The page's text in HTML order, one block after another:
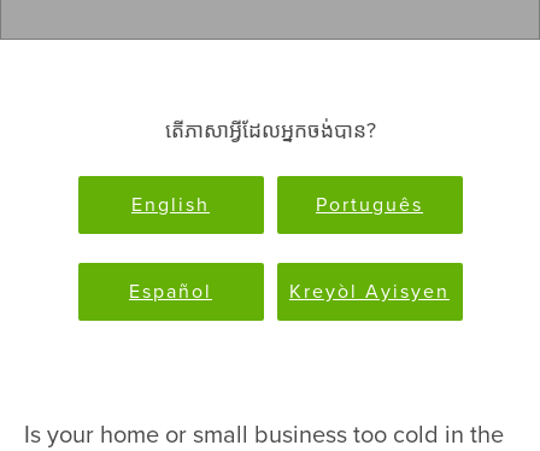
តើភាសាអ្វីដែលអ្នកចង់បាន?
English Português
Español Kreyòl Ayisyen
Is your home or small business too cold in the